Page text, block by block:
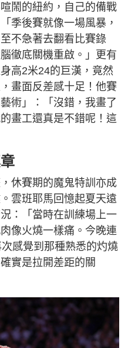
鬧的紐約，自己的備戰
季後賽就像一場風暴，
不急著去翻看比賽錄
徹底關機重啟。」更有
高2米24的巨漢，竟然
畫面反差感十足！他賽
術」：「沒錯，我畫了
畫工還真是不錯呢！這
休賽期的魔鬼特訓亦成
雲班耶馬回憶起夏天遠
：「當時在訓練場上一
像火燒一樣痛。今晚連
感覺到那種熟悉的灼燒
實是拉開差距的關